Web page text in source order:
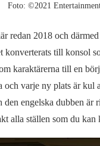
Foto: ©2021
redan 2018 och
konverterats till konsol
karaktärerna till en
och varje ny plats är kul
den engelska dubben
alla ställen som du kan